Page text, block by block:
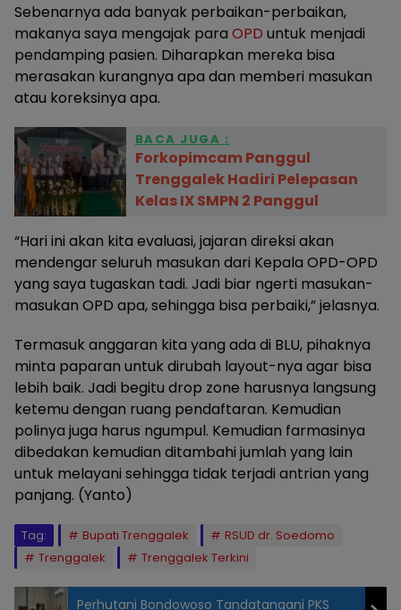
Sebenarnya ada banyak perbaikan-perbaikan,
makanya saya mengajak para OPD untuk menjadi
pendamping pasien. Diharapkan mereka bisa
merasakan kurangnya apa dan memberi masukan
atau koreksinya apa.
BACA JUGA :
Forkopimcam Panggul
Trenggalek Hadiri Pelepasan
Kelas IX SMPN 2 Panggul
“Hari ini akan kita evaluasi, jajaran direksi akan
mendengar seluruh masukan dari Kepala OPD-OPD
yang saya tugaskan tadi. Jadi biar ngerti masukan-
masukan OPD apa, sehingga bisa perbaiki,” jelasnya.
Termasuk anggaran kita yang ada di BLU, pihaknya
minta paparan untuk dirubah layout-nya agar bisa
lebih baik. Jadi begitu drop zone harusnya langsung
ketemu dengan ruang pendaftaran. Kemudian
polinya juga harus ngumpul. Kemudian farmasinya
dibedakan kemudian ditambahi jumlah yang lain
untuk melayani sehingga tidak terjadi antrian yang
panjang. (Yanto)
Tag: Bupati Trenggalek
RSUD dr. Soedomo
Trenggalek
Trenggalek Terkini
Perhutani Bondowoso Tandatangani PKS